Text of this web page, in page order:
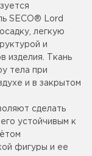
SECO® Lord
легкую
и
изделия. Ткань
тела при
и в закрытом
сделать
устойчивым к
фигуры и ее